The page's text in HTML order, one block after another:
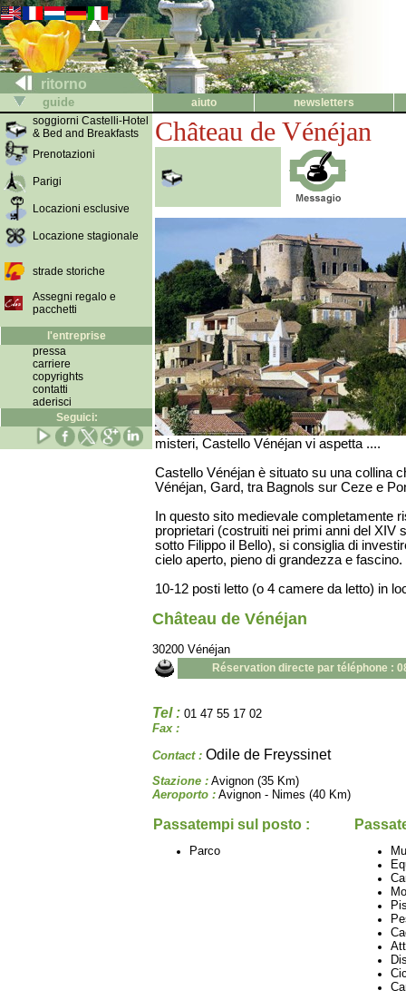
ritorno
guide aiuto
newsletters
soggiorni Castelli-Hotel
& Bed and Breakfasts
Prenotazioni
Parigi
Locazioni esclusive
Locazione stagionale
strade storiche
Assegni regalo e
pacchetti
l'entreprise
pressa
carriere
copyrights
contatti
aderisci
Seguici:
Château de Vénéjan
misteri, Castello Vénéjan vi aspetta ....
Castello Vénéjan è situato su una collina
Vénéjan, Gard, tra Bagnols sur Ceze e
In questo sito medievale completamente
proprietari (costruiti nei primi anni del XIV
sotto Filippo il Bello), si consiglia di
cielo aperto, pieno di grandezza e fascino.
10-12 posti letto (o 4 camere da letto) in
Château de Vénéjan
30200 Vénéjan
Réservation directe par téléphone :
Tel : 01 47 55 17 02
Fax :
Contact : Odile de Freyssinet
Stazione : Avignon (35 Km)
Aeroporto : Avignon - Nimes (40 Km)
Passatempi sul posto :
Parco